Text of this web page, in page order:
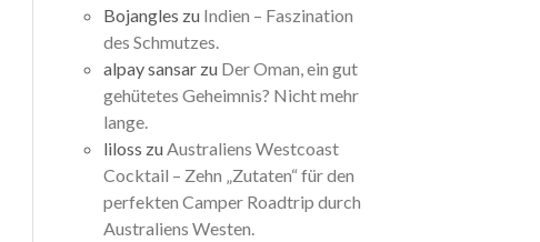
Bojangles zu Indien – Faszination
des Schmutzes.
alpay sansar zu Der Oman, ein gut
gehütetes Geheimnis? Nicht mehr
lange.
liloss zu Australiens Westcoast
Cocktail – Zehn „Zutaten“ für den
perfekten Camper Roadtrip durch
Australiens Westen.